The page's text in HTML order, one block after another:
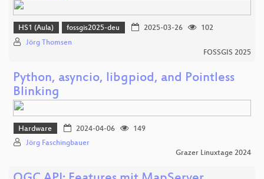
HS1 (Aula) fossgis2025-deu 2025-03-26
102
Jörg Thomsen
FOSSGIS 2025
Python, asyncio, libgpiod, and Pointless
Blinking
Hardware 2024-04-06
149
Jörg Faschingbauer
Grazer Linuxtage 2024